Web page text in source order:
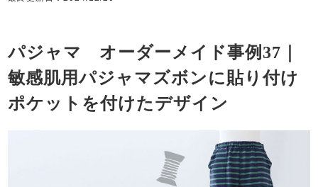
ガールズパジャマ
インナーウェア 生活雑貨
ズボン単品
半袖
七分袖
パジャマ オーダーメイド事例37｜
敏感肌用パジャマズボンに貼り付け
ポケットを付けたデザイン